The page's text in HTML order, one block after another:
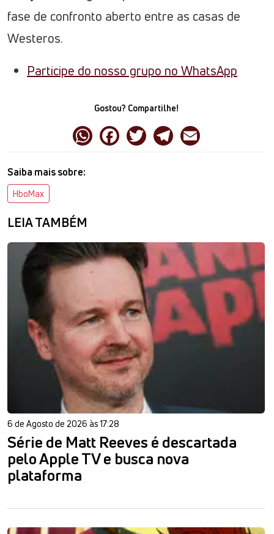
fase de confronto aberto entre as casas de
Westeros.
Participe do nosso grupo no WhatsApp
Gostou? Compartilhe!
Saiba mais sobre:
HboMax
LEIA TAMBÉM
6 de Agosto de 2026 às 17:28
Série de Matt Reeves é descartada
pelo Apple TV e busca nova
plataforma